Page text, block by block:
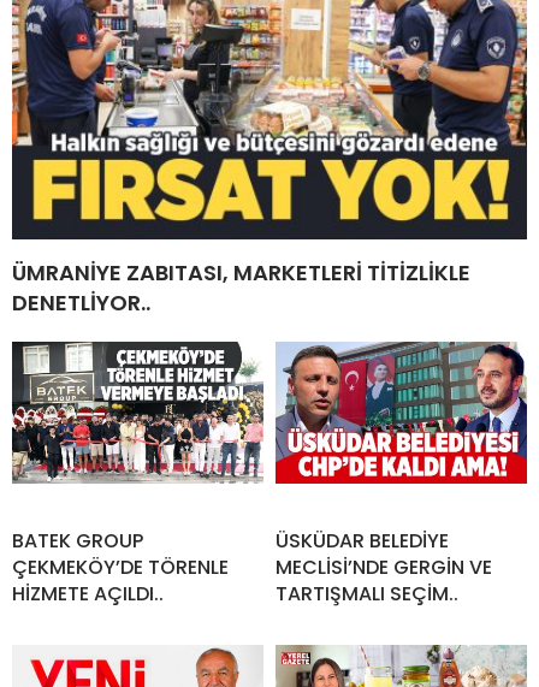
ÜMRANİYE ZABITASI, MARKETLERİ TİTİZLİKLE
DENETLİYOR..
BATEK GROUP
ÇEKMEKÖY’DE TÖRENLE
HİZMETE AÇILDI..
ÜSKÜDAR BELEDİYE
MECLİSİ’NDE GERGİN VE
TARTIŞMALI SEÇİM..